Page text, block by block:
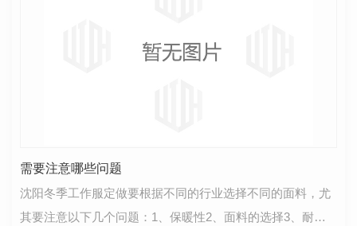
需要注意哪些问题
沈阳冬季工作服定做要根据不同的行业选择不同的面料，尤
其要注意以下几个问题：1、保暖性2、面料的选择3、耐脏